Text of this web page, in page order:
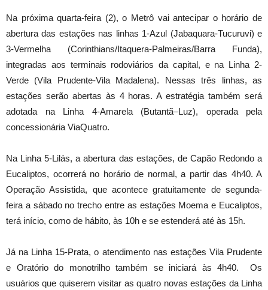
Na próxima quarta-feira (2), o Metrô vai antecipar o horário de
abertura das estações nas linhas 1-Azul (Jabaquara-Tucuruvi) e
3-Vermelha (Corinthians/Itaquera-Palmeiras/Barra Funda),
integradas aos terminais rodoviários da capital, e na Linha 2-
Verde (Vila Prudente-Vila Madalena). Nessas três linhas, as
estações serão abertas às 4 horas. A estratégia também será
adotada na Linha 4-Amarela (Butantã–Luz), operada pela
concessionária ViaQuatro.
Na Linha 5-Lilás, a abertura das estações, de Capão Redondo a
Eucaliptos, ocorrerá no horário de normal, a partir das 4h40. A
Operação Assistida, que acontece gratuitamente de segunda-
feira a sábado no trecho entre as estações Moema e Eucaliptos,
terá início, como de hábito, às 10h e se estenderá até às 15h.
Já na Linha 15-Prata, o atendimento nas estações Vila Prudente
e Oratório do monotrilho também se iniciará às 4h40. Os
usuários que quiserem visitar as quatro novas estações da Linha